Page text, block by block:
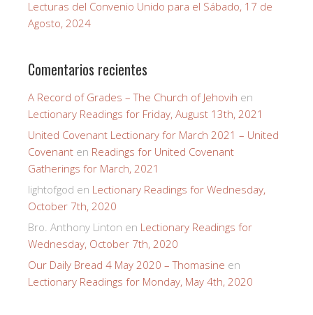
Lecturas del Convenio Unido para el Sábado, 17 de
Agosto, 2024
Comentarios recientes
A Record of Grades – The Church of Jehovih en
Lectionary Readings for Friday, August 13th, 2021
United Covenant Lectionary for March 2021 – United
Covenant en Readings for United Covenant
Gatherings for March, 2021
lightofgod en Lectionary Readings for Wednesday,
October 7th, 2020
Bro. Anthony Linton en Lectionary Readings for
Wednesday, October 7th, 2020
Our Daily Bread 4 May 2020 – Thomasine en
Lectionary Readings for Monday, May 4th, 2020